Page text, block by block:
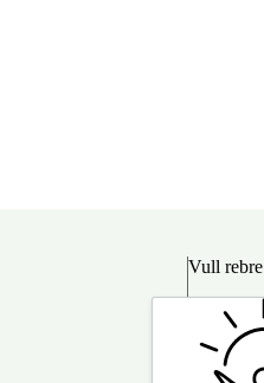
Vull
rebre